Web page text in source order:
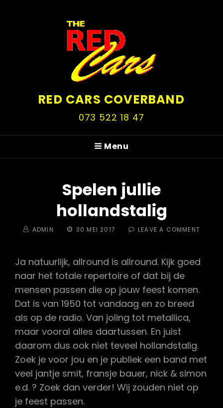
RED CARS COVERBAND
073 522 18 47
Menu
Spelen jullie
hollandstalig
BY ADMIN
POSTED
30 MEI 2017 LEAVE A COMMENT
Ja natuurlijk, allround is allround. Kijk goed
naar het totale repertoire of dat bij de
mensen passen die op jouw feest komen.
Dat is van 1950 tot vandaag en zo breed
als op de radio. Van joling tot metallica,
maar vooral alles daartussen. En juist
daarom dus ook niet teveel hollandstalig.
Zoek je voor jou en je publiek een band met
veel jantje smit, fransje bauer, nick & simon
e.d. ? Zoek dan verder! Wij zouden niet op
je feest passen.